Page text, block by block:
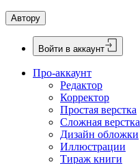
Автору
Войти в аккаунт
Про-аккаунт
Редактор
Корректор
Простая верстка
Сложная верстка
Дизайн обложки
Иллюстрации
Тираж книги